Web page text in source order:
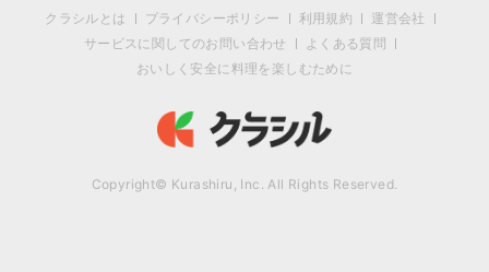
クラシルとは プライバシーポリシー 利用規約
運営会社
サービスに関してのお問い合わせ
よくある質問
おいしく安全に料理を楽しむために
Copyright© Kurashiru, Inc. All Rights Reserved.